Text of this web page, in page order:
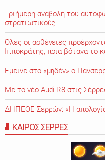
Τριήμερη αναβολή του
στρατιωτικούς
Όλες οι ασθένειες
Ιπποκράτης, ποια βότανα το
Εμεινε στο «μηδέν» o
Με το νέο Audi R8 στις
ΔΗΠΕΘΕ Σερρών: «Η
ΚΑΙΡΟΣ ΣΕΡΡΕΣ